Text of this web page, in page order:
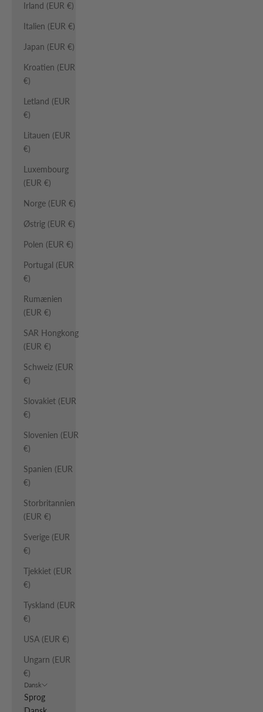
Irland (EUR €)
Italien (EUR €)
Japan (EUR €)
Kroatien (EUR
€)
Letland (EUR
€)
Litauen (EUR
€)
Luxembourg
(EUR €)
Norge (EUR €)
Østrig (EUR €)
Polen (EUR €)
Portugal (EUR
€)
Rumænien
(EUR €)
SAR Hongkong
(EUR €)
Schweiz (EUR
€)
Slovakiet (EUR
€)
Slovenien (EUR
€)
Spanien (EUR
€)
Storbritannien
(EUR €)
Sverige (EUR
€)
Tjekkiet (EUR
€)
Tyskland (EUR
€)
USA (EUR €)
Ungarn (EUR
€)
Dansk
Sprog